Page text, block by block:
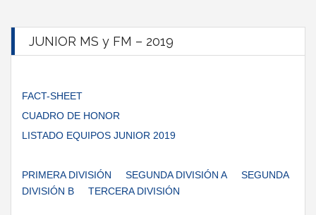
JUNIOR MS y FM – 2019
FACT-SHEET
CUADRO DE HONOR
LISTADO EQUIPOS JUNIOR 2019
PRIMERA DIVISIÓN SEGUNDA DIVISIÓN A
SEGUNDA
DIVISIÓN B
TERCERA DIVISIÓN